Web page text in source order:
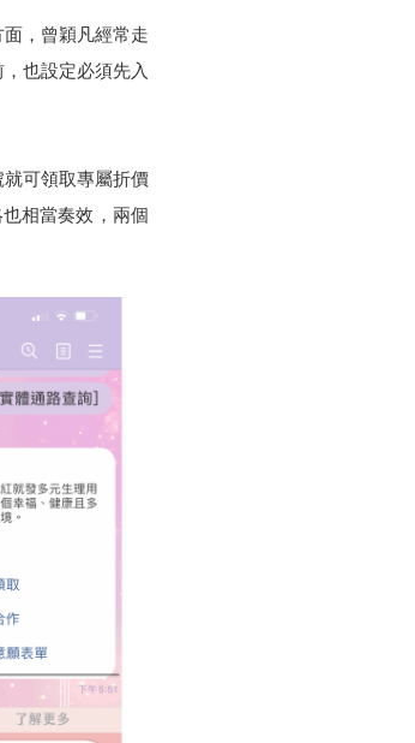
，曾穎凡經常走
也設定必須先入
可領取專屬折價
相當奏效，兩個